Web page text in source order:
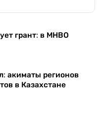
грант: в МНВО
акиматы регионов
в Казахстане